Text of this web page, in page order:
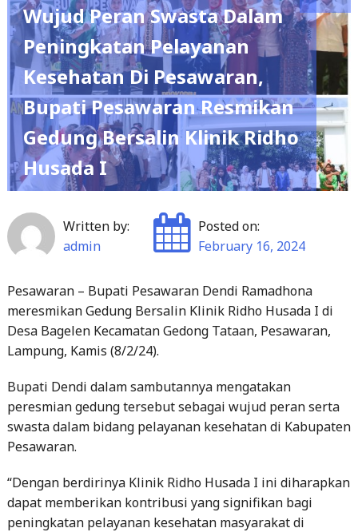
Wujud Peran Swasta Dalam
Peningkatan Pelayanan
Kesehatan Di Pesawaran,
Bupati Pesawaran Resmikan
Gedung Bersalin Klinik Ridho
Husada I
Written by:
admin
Posted on:
February 16, 2024
Pesawaran – Bupati Pesawaran Dendi Ramadhona
meresmikan Gedung Bersalin Klinik Ridho Husada I di
Desa Bagelen Kecamatan Gedong Tataan, Pesawaran,
Lampung, Kamis (8/2/24).
Bupati Dendi dalam sambutannya mengatakan
peresmian gedung tersebut sebagai wujud peran serta
swasta dalam bidang pelayanan kesehatan di Kabupaten
Pesawaran.
“Dengan berdirinya Klinik Ridho Husada I ini diharapkan
dapat memberikan kontribusi yang signifikan bagi
peningkatan pelayanan kesehatan masyarakat di